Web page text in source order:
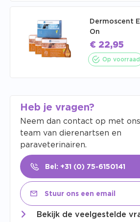
Dermoscent
On
€ 22,95
Op voorraad
Heb je vragen?
Neem dan contact op met ons
team van dierenartsen en
paraveterinairen.
Bel: +31 (0) 75-6150141
Stuur ons een email
Bekijk de veelgestelde